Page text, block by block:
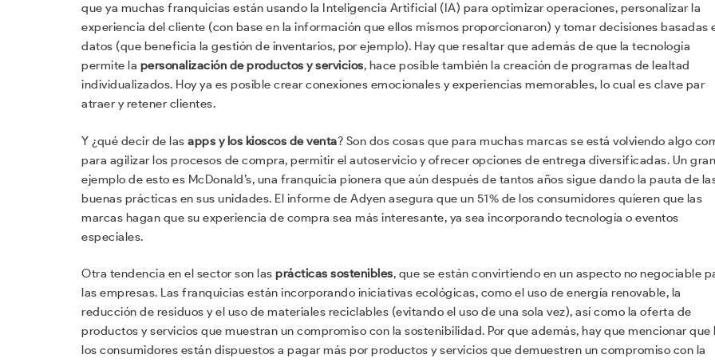
que ya muchas franquicias están usando la Inteligencia Artificial (IA) para optimizar operaciones, personalizar la
experiencia del cliente (con base en la información que ellos mismos proporcionaron) y tomar decisiones basadas
datos (que beneficia la gestión de inventarios, por ejemplo). Hay que resaltar que además de que la tecnología
permite la personalización de productos y servicios, hace posible también la creación de programas de lealtad
individualizados. Hoy ya es posible crear conexiones emocionales y experiencias memorables, lo cual es clave par
atraer y retener clientes.
Y ¿qué decir de las apps y los kioscos de venta? Son dos cosas que para muchas marcas se está volviendo algo
para agilizar los procesos de compra, permitir el autoservicio y ofrecer opciones de entrega diversificadas. Un gran
ejemplo de esto es McDonald’s, una franquicia pionera que aún después de tantos años sigue dando la pauta de
buenas prácticas en sus unidades. El informe de Adyen asegura que un 51% de los consumidores quieren que las
marcas hagan que su experiencia de compra sea más interesante, ya sea incorporando tecnología o eventos
especiales.
Otra tendencia en el sector son las prácticas sostenibles, que se están convirtiendo en un aspecto no negociable
las empresas. Las franquicias están incorporando iniciativas ecológicas, como el uso de energía renovable, la
reducción de residuos y el uso de materiales reciclables (evitando el uso de una sola vez), así como la oferta de
productos y servicios que muestran un compromiso con la sostenibilidad. Por que además, hay que mencionar que
los consumidores están dispuestos a pagar más por productos y servicios que demuestren un compromiso con la